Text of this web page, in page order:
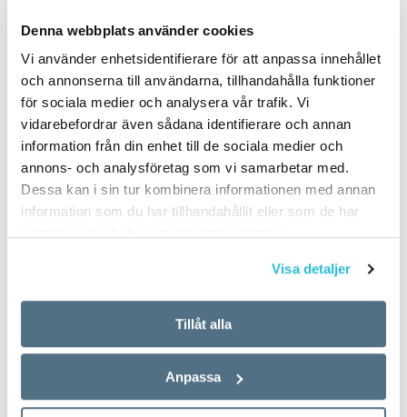
Denna webbplats använder cookies
Vi använder enhetsidentifierare för att anpassa innehållet
och annonserna till användarna, tillhandahålla funktioner
för sociala medier och analysera vår trafik. Vi
vidarebefordrar även sådana identifierare och annan
information från din enhet till de sociala medier och
annons- och analysföretag som vi samarbetar med.
Dessa kan i sin tur kombinera informationen med annan
information som du har tillhandahållit eller som de har
Visa detaljer
Tillåt alla
Anpassa